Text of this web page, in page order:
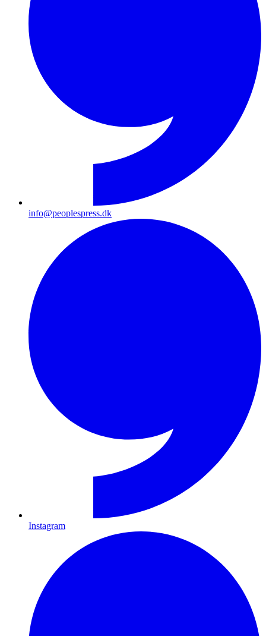
info@peoplespress.dk
Instagram